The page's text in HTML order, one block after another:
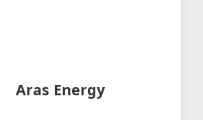
Aras Energy